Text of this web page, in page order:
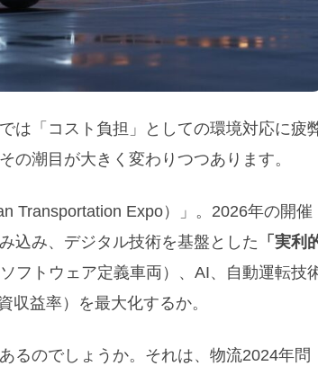
は「コスト負担」としての環境対応に疲
の潮目が大きく変わりつつあります。
Transportation Expo）」。2026年の開催
込み、デジタル技術を基盤とした 「実利
フトウェア定義車両）、AI、自動運転技
収益率）を最大化するか。
るのでしょうか。それは、物流2024年問